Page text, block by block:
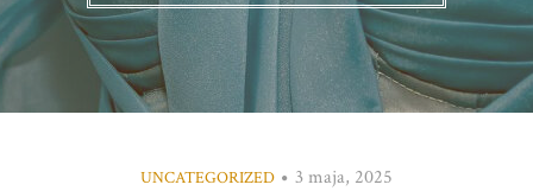
UNCATEGORIZED 3 maja, 2025